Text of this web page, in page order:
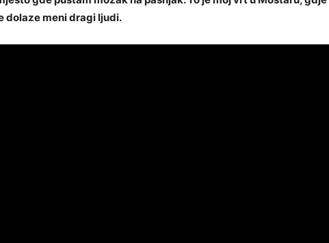
dolaze meni dragi ljudi.